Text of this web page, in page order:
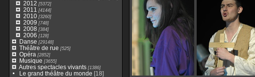
2012 [5372]
2011 [4144]
2010[3260]
2009 [748]
2008 [384]
2006 [128]
Danse [29148]
Théâtre de rue [525]
Opéra [2852]
Musique [3655]
Autres spectacles vivants[1386]
Le grand théâtre du monde [18]